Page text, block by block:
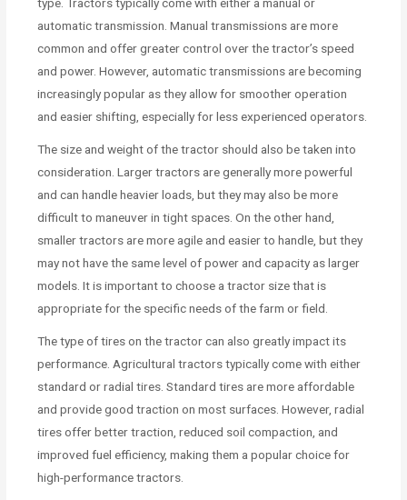
type. Tractors typically come with either a manual or
automatic transmission. Manual transmissions are more
common and offer greater control over the tractor’s speed
and power. However, automatic transmissions are becoming
increasingly popular as they allow for smoother operation
and easier shifting, especially for less experienced operators.
The size and weight of the tractor should also be taken into
consideration. Larger tractors are generally more powerful
and can handle heavier loads, but they may also be more
difficult to maneuver in tight spaces. On the other hand,
smaller tractors are more agile and easier to handle, but they
may not have the same level of power and capacity as larger
models. It is important to choose a tractor size that is
appropriate for the specific needs of the farm or field.
The type of tires on the tractor can also greatly impact its
performance. Agricultural tractors typically come with either
standard or radial tires. Standard tires are more affordable
and provide good traction on most surfaces. However, radial
tires offer better traction, reduced soil compaction, and
improved fuel efficiency, making them a popular choice for
high-performance tractors.